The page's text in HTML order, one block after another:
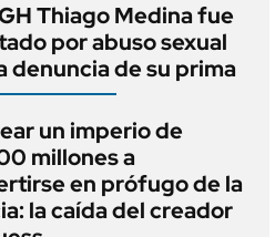
Thiago Medina fue
por abuso sexual
denuncia de su prima
un imperio de
millones a
en prófugo de la
la caída del creador